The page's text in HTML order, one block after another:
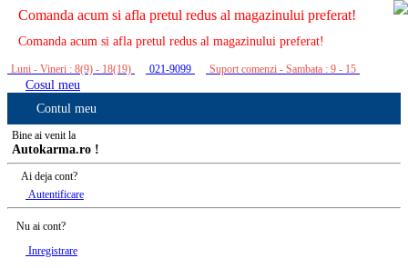
Comanda acum si afla pretul redus al magazinului preferat!
Comanda acum si afla pretul redus al magazinului preferat!
Luni - Vineri : 8(9) - 18(19) 021-9099 Suport comenzi - Sambata : 9 - 15
Cosul meu
Contul meu
Bine ai venit la
Autokarma.ro !
Ai deja cont?
Autentificare
Nu ai cont?
Inregistrare